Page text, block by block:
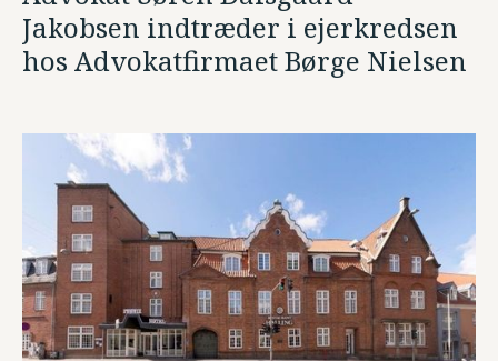
Jakobsen indtræder i ejerkredsen
hos Advokatfirmaet Børge Nielsen